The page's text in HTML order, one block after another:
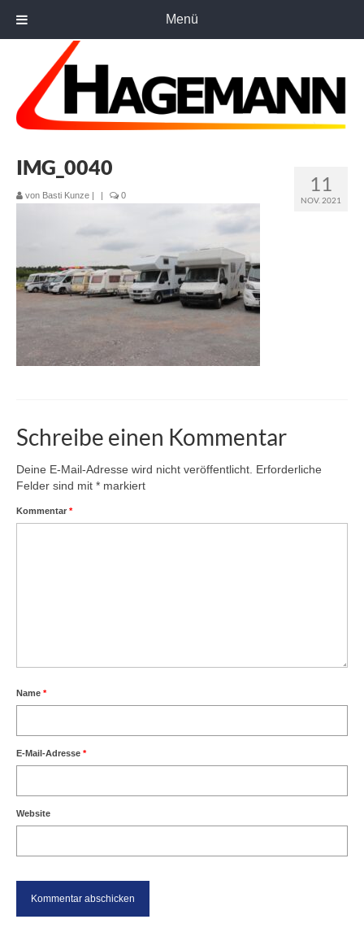
11
NOV. 2021
IMG_0040
von Basti Kunze | | 0
Schreibe einen Kommentar
Deine E-Mail-Adresse wird nicht veröffentlicht. Erforderliche
Felder sind mit * markiert
Kommentar *
Name *
E-Mail-Adresse *
Website
Menü